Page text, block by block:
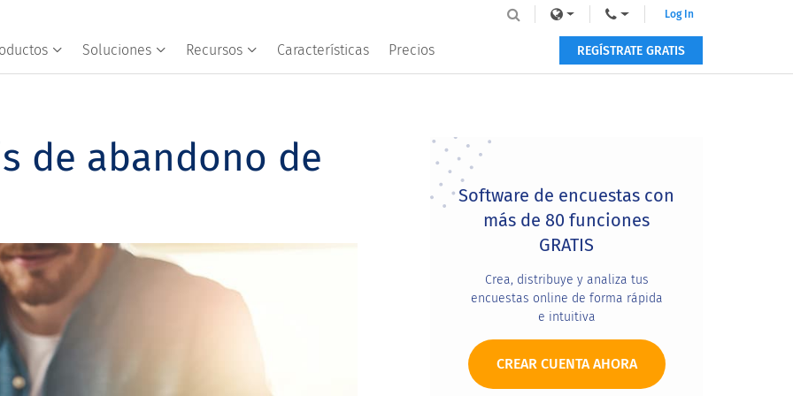
Soluciones Recursos Características Precios
Log In
REGÍSTRATE GRATIS
de abandono de
Primary
Sidebar
Software de encuestas con
más de 80 funciones
GRATIS
Crea, distribuye y analiza tus
encuestas online de forma rápida
e intuitiva
CREAR CUENTA AHORA